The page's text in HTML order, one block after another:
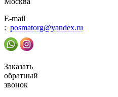
E-mail
: posmatorg@yandex.ru
Заказать
обратный
звонок